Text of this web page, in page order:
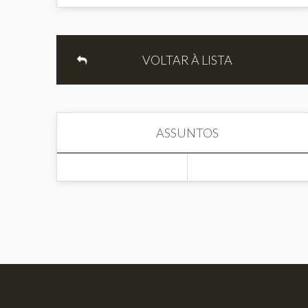
VOLTAR À LISTA
ASSUNTOS